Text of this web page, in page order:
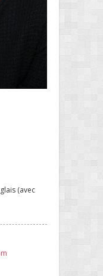
(avec